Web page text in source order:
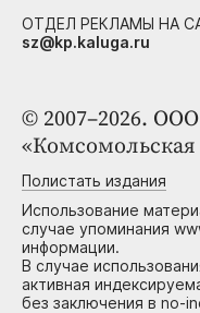
© 2007–2026.
«Комсомольская
Полистать издания
Использование
случае упоминания
информации.
В случае
активная
без заключения в no-
ОТДЕЛ РЕКЛАМЫ НА
sz@kp.kaluga.ru